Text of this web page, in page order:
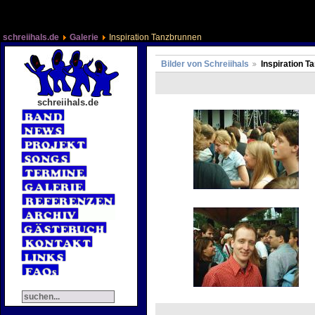
schreiihals.de Galerie Inspiration Tanzbrunnen
schreiihals.de
Bilder von Schreiihals Inspiration